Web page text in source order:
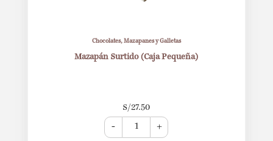
Chocolates, Mazapanes y Galletas
Mazapán Surtido (Caja Pequeña)
S/27.50
- +